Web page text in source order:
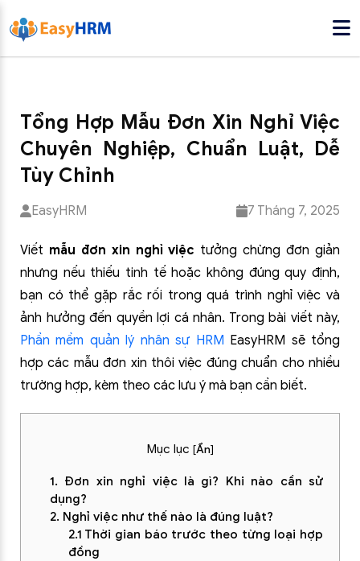
Tổng Hợp Mẫu Đơn Xin Nghỉ Việc
Chuyên Nghiệp, Chuẩn Luật, Dễ
Tùy Chỉnh
EasyHRM 7 Tháng 7, 2025
Viết mẫu đơn xin nghỉ việc tưởng chừng đơn giản
nhưng nếu thiếu tinh tế hoặc không đúng quy định,
bạn có thể gặp rắc rối trong quá trình nghỉ việc và
ảnh hưởng đến quyền lợi cá nhân. Trong bài viết này,
Phần mềm quản lý nhân sự HRM EasyHRM sẽ tổng
hợp các mẫu đơn xin thôi việc đúng chuẩn cho nhiều
trường hợp, kèm theo các lưu ý mà bạn cần biết.
Mục lục [Ẩn]
1. Đơn xin nghỉ việc là gì? Khi nào cần sử
dụng?
2. Nghỉ việc như thế nào là đúng luật?
2.1 Thời gian báo trước theo từng loại hợp
đồng